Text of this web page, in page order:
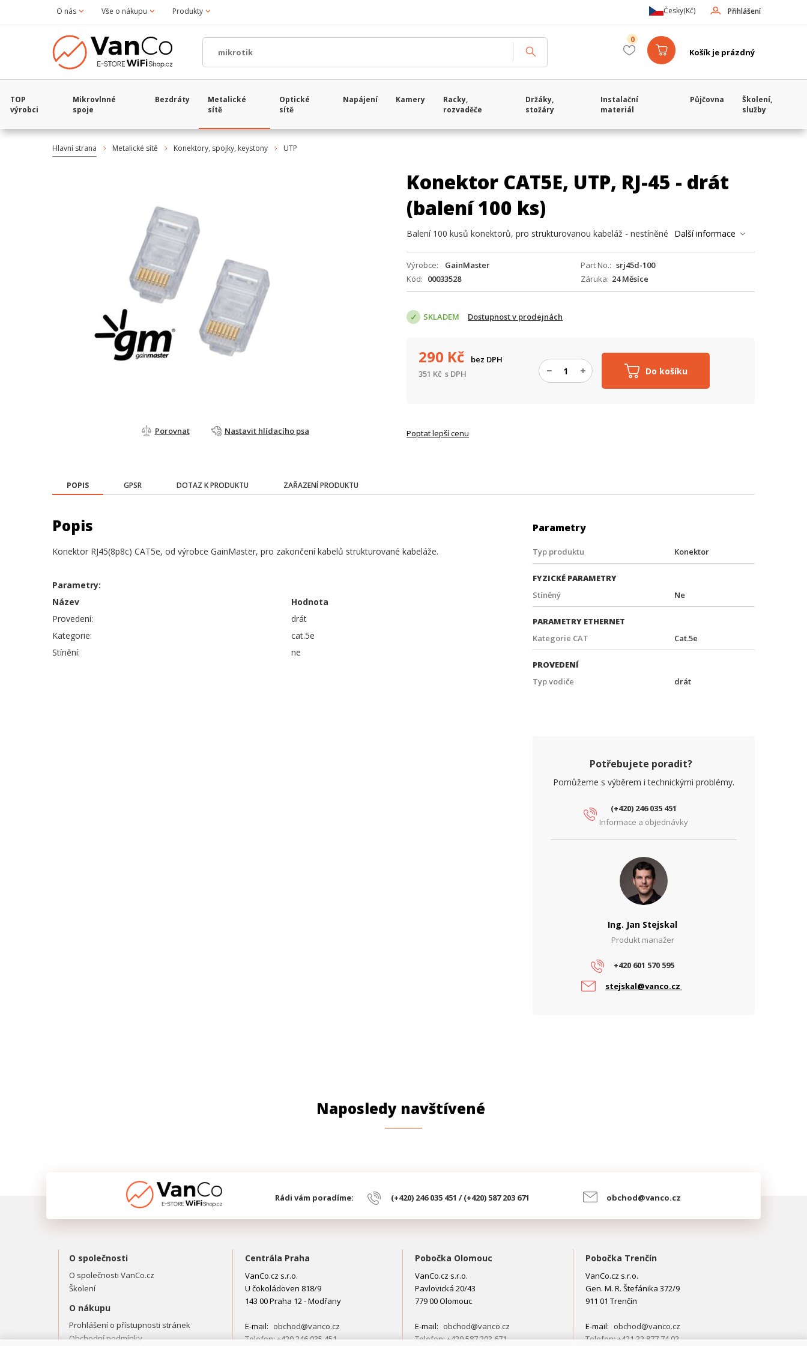
O nás Vše o nákupu Produkty Přihlášení
Česky(Kč)
Košík je prázdný
0
TOP
výrobci
Mikrovlnné
spoje
Bezdráty
Metalické
sítě
Optické
sítě
Napájení Kamery
Racky,
rozvaděče
Držáky,
stožáry
Instalační
materiál
Půjčovna
Školení,
služby
Hlavní strana Metalické sítě Konektory, spojky, keystony UTP
Porovnat Nastavit hlídacího psa
Konektor CAT5E, UTP, RJ-45 - drát
(balení 100 ks)
Balení 100 kusů konektorů, pro strukturovanou kabeláž - nestíněné Další informace
Výrobce GainMaster Part No.
srj45d-100
Kód
00033528 Záruka 24 Měsíce
SKLADEM Dostupnost v prodejnách
Do košíku
290 Kč
bez DPH
351 Kč s DPH
Poptat lepší cenu
POPIS GPSR DOTAZ K PRODUKTU ZAŘAZENÍ PRODUKTU
Popis
Konektor RJ45(8p8c) CAT5e, od výrobce GainMaster, pro zakončení kabelů strukturované kabeláže.
Parametry:
Název
Hodnota
Provedení:
drát
Kategorie:
cat.5e
Stínění:
ne
Parametry
Typ produktu Konektor
FYZICKÉ PARAMETRY
Stíněný
Ne
PARAMETRY ETHERNET
Kategorie CAT
Cat.5e
PROVEDENÍ
Typ vodiče
drát
Potřebujete poradit?
Pomůžeme s výběrem i technickými problémy.
(+420) 246 035 451
Informace a objednávky
Ing. Jan Stejskal
Produkt manažer
+420 601 570 595
stejskal@vanco.cz
Naposledy navštívené
Rádi vám poradíme: (+420) 246 035 451 / (+420) 587 203 671 obchod@vanco.cz
O společnosti
O společnosti VanCo.cz
Školení
O nákupu
Prohlášení o přístupnosti stránek
Obchodní podmínky
Centrála Praha
VanCo.cz s.r.o.
U čokoládoven 818/9
143 00 Praha 12 - Modřany
E-mail: obchod@vanco.cz
Telefon: +420 246 035 451
Pobočka Olomouc
VanCo.cz s.r.o.
Pavlovická 20/43
779 00 Olomouc
E-mail: obchod@vanco.cz
Telefon: +420 587 203 671
Pobočka Trenčín
VanCo.cz s.r.o.
Gen. M. R. Štefánika 372/9
911 01 Trenčín
E-mail: obchod@vanco.cz
Telefon: +421 32 877 74 02